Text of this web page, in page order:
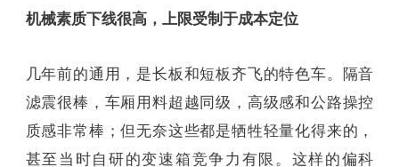
机械素质下线很高，上限受制于成本定位
几年前的通用，是长板和短板齐飞的特色车。隔音
滤震很棒，车厢用料超越同级，高级感和公路操控
质感非常棒；但无奈这些都是牺牲轻量化得来的，
甚至当时自研的变速箱竞争力有限。这样的偏科